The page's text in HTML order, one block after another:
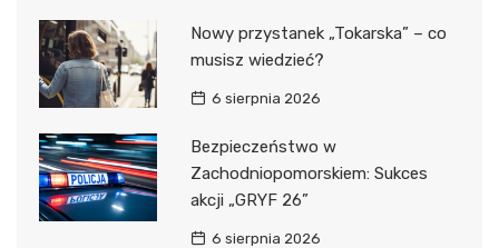
Nowy przystanek „Tokarska” – co
musisz wiedzieć?
6 sierpnia 2026
Bezpieczeństwo w
Zachodniopomorskiem: Sukces
akcji „GRYF 26”
6 sierpnia 2026